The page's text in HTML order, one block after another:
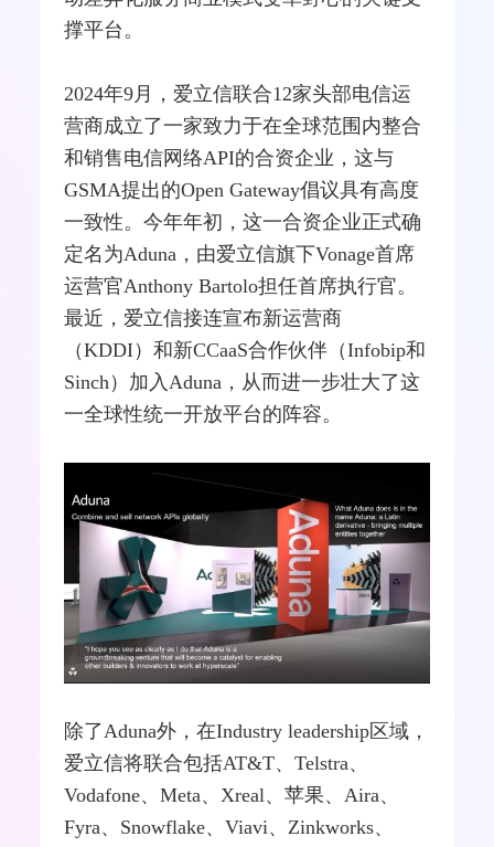
撑平台。
2024年9月，爱立信联合12家头部电信运
营商成立了一家致力于在全球范围内整合
和销售电信网络API的合资企业，这与
GSMA提出的Open Gateway倡议具有高度
一致性。今年年初，这一合资企业正式确
定名为Aduna，由爱立信旗下Vonage首席
运营官Anthony Bartolo担任首席执行官。
最近，爱立信接连宣布新运营商
（KDDI）和新CCaaS合作伙伴（Infobip和
Sinch）加入Aduna，从而进一步壮大了这
一全球性统一开放平台的阵容。
除了Aduna外，在Industry leadership区域，
爱立信将联合包括AT&T、Telstra、
Vodafone、Meta、Xreal、苹果、Aira、
Fyra、Snowflake、Viavi、Zinkworks、